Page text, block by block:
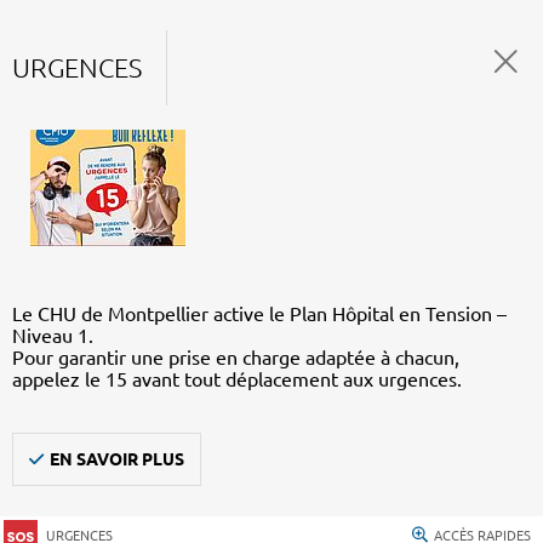
URGENCES
Le CHU de Montpellier active le Plan Hôpital en Tension –
Niveau 1.
Pour garantir une prise en charge adaptée à chacun,
appelez le 15 avant tout déplacement aux urgences.
EN SAVOIR PLUS
URGENCES ACCÈS RAPIDES